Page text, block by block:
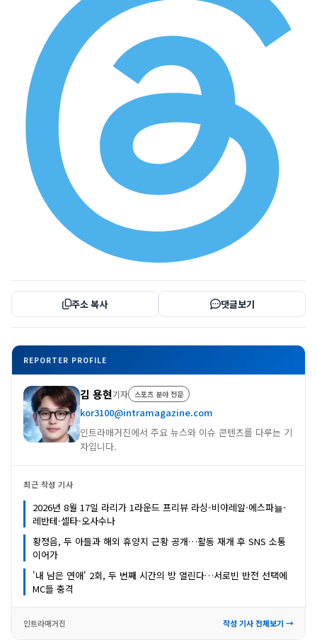
주소 복사 댓글보기
REPORTER PROFILE
김 용현기자 스포츠 분야 전문
kor3100@intramagazine.com
인트라매거진에서 주요 뉴스와 이슈 콘텐츠를 다루는 기
자입니다.
최근 작성 기사
2026년 8월 17일 라리가 1라운드 프리뷰 라싱-비야레알·에스파뇰-
레반테·셀타-오사수나
황정음, 두 아들과 해외 휴양지 근황 공개…활동 재개 후 SNS 소통
이어가
'내 남은 연애' 2회, 두 번째 시간의 방 열린다…서로빈 반전 선택에
MC들 충격
인트라매거진 작성 기사 전체보기 →